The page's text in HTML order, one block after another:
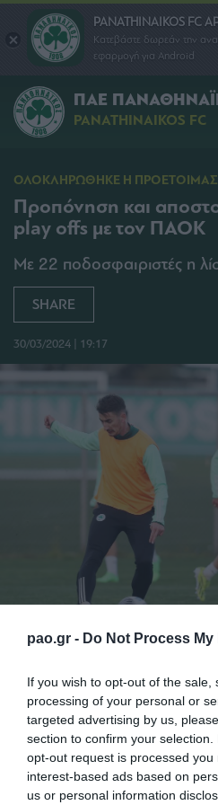
pao.gr - Do Not Process
If you wish to opt-out of the
processing of your personal or
targeted advertising by us,
section to confirm your
opt-out request is processed you
interest-based ads based on
us or personal information
PANATHINAIKOS FC
Κατεβάστε δωρεάν την
εφαρμογή για Android
ΠΑΕ
PANATHINAIKOS FC
ΟΛΟΚΛΗΡΩΘΗΚΕ Η
Προπόνηση και
play offs με τον ΠΑΟΚ
Με 22 ποδοσφαιριστές η
SHARE
30/03/2024 | 19:17
στο «Γ. Καλαφάτης»
του Παναθηναϊκού για τον
αγώνα Play offs κόντρα
Οι Πράσινοι ξεκίνησαν με